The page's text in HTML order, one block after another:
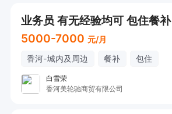
业务员 有无经验均可 包住餐补
5000-7000 元/月
香河-城内及周边 餐补 包住
白雪荣
香河美轮驰商贸有限公司